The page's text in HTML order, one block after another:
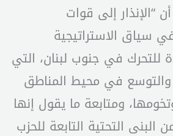
“الإنذار إلى قوات
سياق الاستراتيجية
للتحرك في جنوب لبنان، التي
في محيط المناطق
ومتابعة ما يقول إنها
التحتية التابعة للحزب